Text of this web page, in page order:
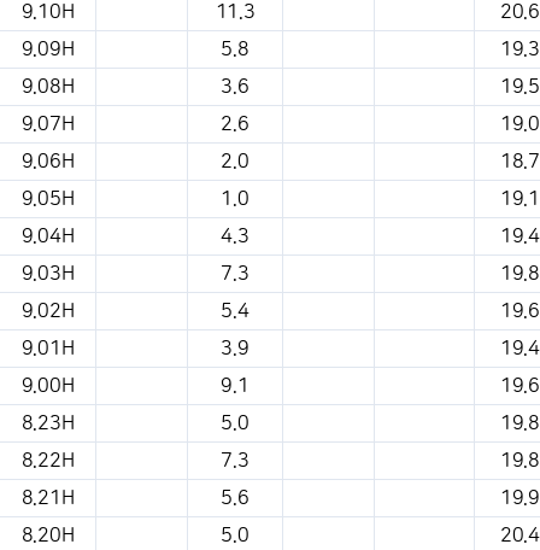
9.10H
11.3
20.6
9.09H
5.8
19.3
9.08H
3.6
19.5
9.07H
2.6
19.0
9.06H
2.0
18.7
9.05H
1.0
19.1
9.04H
4.3
19.4
9.03H
7.3
19.8
9.02H
5.4
19.6
9.01H
3.9
19.4
9.00H
9.1
19.6
8.23H
5.0
19.8
8.22H
7.3
19.8
8.21H
5.6
19.9
8.20H
5.0 20.4